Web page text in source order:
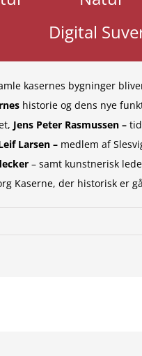
Digital
kasernes bygninger
historie og dens nye
Jens Peter Rasmussen –
Larsen – medlem af
– samt kunstnerisk
Kaserne, der historisk er